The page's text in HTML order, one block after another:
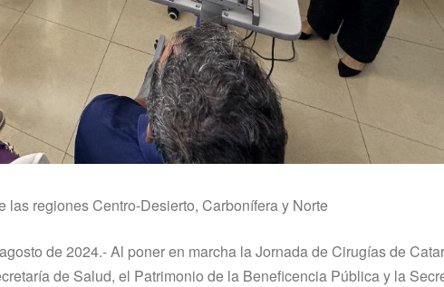
regiones Centro-Desierto, Carbonífera y Norte
de 2024.- Al poner en marcha la Jornada de Cirugías de
de Salud, el Patrimonio de la Beneficencia Pública y la